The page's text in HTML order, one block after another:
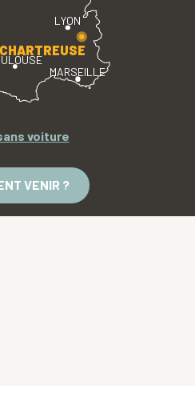
LYON
MARSEILLE
CHARTREUSE
voiture
VENIR ?